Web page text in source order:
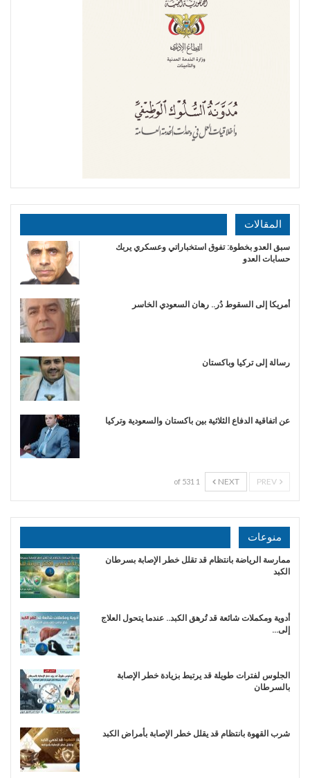
المقالات
سبق العدو بخطوة: تفوق استخباراتي وعسكري يربك
حسابات العدو
أمريكا إلى السقوط دُر.. رهان السعودي الخاسر
رسالة إلى تركيا وباكستان
عن اتفاقية الدفاع الثلاثية بين باكستان والسعودية وتركيا
NEXT
1 of 531
منوعات
ممارسة الرياضة بانتظام قد تقلل خطر الإصابة بسرطان
الكبد
أدوية ومكملات شائعة قد تُرهق الكبد.. عندما يتحول العلاج
إلى…
الجلوس لفترات طويلة قد يرتبط بزيادة خطر الإصابة
بالسرطان
شرب القهوة بانتظام قد يقلل خطر الإصابة بأمراض الكبد